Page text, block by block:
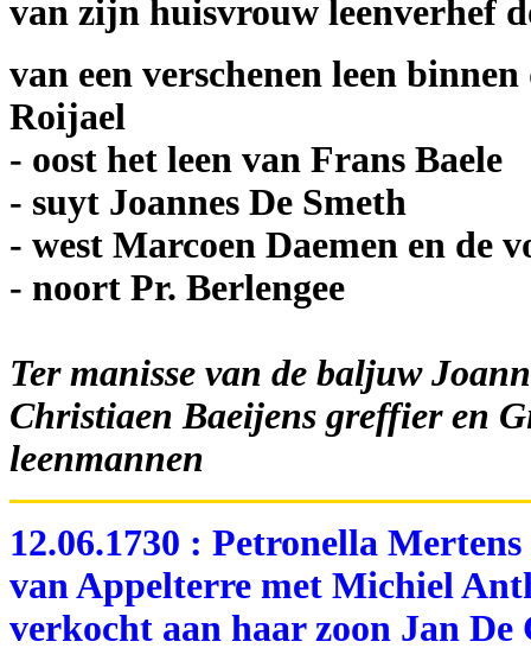
van zijn huisvrouw leenverhef
van een verschenen leen
Roijael
- oost het leen van Frans Baele
- suyt Joannes De Smeth
- west Marcoen Daemen en de
- noort Pr. Berlengee
Ter manisse van de baljuw
Christiaen Baeijens greffier en
leenmannen
12.06.1730 : Petronella
van Appelterre met Michiel
verkocht aan haar zoon Jan De